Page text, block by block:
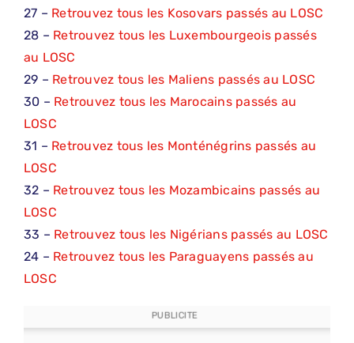
27 – Retrouvez tous les Kosovars passés au LOSC
28 – Retrouvez tous les Luxembourgeois passés
au LOSC
29 – Retrouvez tous les Maliens passés au LOSC
30 – Retrouvez tous les Marocains passés au
LOSC
31 – Retrouvez tous les Monténégrins passés au
LOSC
32 – Retrouvez tous les Mozambicains passés au
LOSC
33 – Retrouvez tous les Nigérians passés au LOSC
24 – Retrouvez tous les Paraguayens passés au
LOSC
PUBLICITE